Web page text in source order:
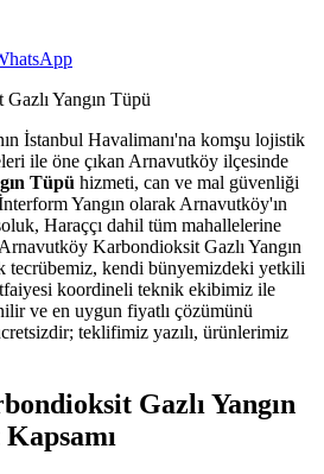
Yangın Tüpü
İstanbul Havalimanı'na komşu lojistik
ile öne çıkan Arnavutköy ilçesinde
Tüpü hizmeti, can ve mal güvenliği
Yangın olarak Arnavutköy'ın
Haraççı dahil tüm mahallelerine
Karbondioksit Gazlı Yangın
tecrübemiz, kendi bünyemizdeki yetkili
koordineli teknik ekibimiz ile
ve en uygun fiyatlı çözümünü
teklifimiz yazılı, ürünlerimiz
Gazlı Yangın